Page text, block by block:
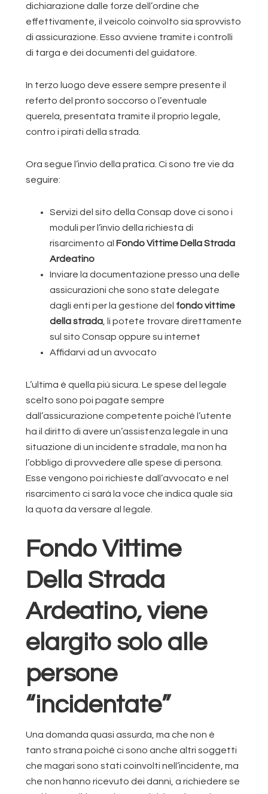
dichiarazione dalle forze dell’ordine che
effettivamente, il veicolo coinvolto sia sprovvisto
di assicurazione. Esso avviene tramite i controlli
di targa e dei documenti del guidatore.
In terzo luogo deve essere sempre presente il
referto del pronto soccorso o l’eventuale
querela, presentata tramite il proprio legale,
contro i pirati della strada.
Ora segue l’invio della pratica. Ci sono tre vie da
seguire:
Servizi del sito della Consap dove ci sono i
moduli per l’invio della richiesta di
risarcimento al Fondo Vittime Della Strada
Ardeatino
Inviare la documentazione presso una delle
assicurazioni che sono state delegate
dagli enti per la gestione del fondo vittime
della strada , li potete trovare direttamente
sul sito Consap oppure su internet
Affidarvi ad un avvocato
L’ultima è quella più sicura. Le spese del legale
scelto sono poi pagate sempre
dall’assicurazione competente poiché l’utente
ha il diritto di avere un’assistenza legale in una
situazione di un incidente stradale, ma non ha
l’obbligo di provvedere alle spese di persona.
Esse vengono poi richieste dall’avvocato e nel
risarcimento ci sarà la voce che indica quale sia
la quota da versare al legale.
Fondo Vittime
Della Strada
Ardeatino, viene
elargito solo alle
persone
“incidentate”
Una domanda quasi assurda, ma che non è
tanto strana poiché ci sono anche altri soggetti
che magari sono stati coinvolti nell’incidente, ma
che non hanno ricevuto dei danni, a richiedere se